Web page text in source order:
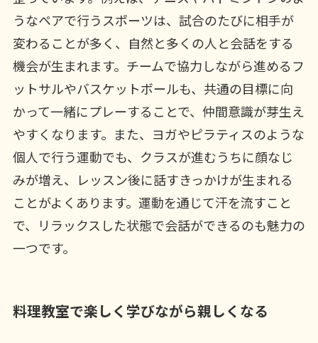
うなペアで行うスポーツは、試合のたびに相手が
変わることが多く、自然と多くの人と会話をする
機会が生まれます。チームで協力しながら進めるフ
ットサルやバスケットボールも、共通の目標に向
かって一緒にプレーすることで、仲間意識が芽生え
やすくなります。また、ヨガやピラティスのような
個人で行う運動でも、クラスが進むうちに顔なじ
みが増え、レッスン後に話すきっかけが生まれる
ことがよくあります。運動を通じて汗を流すこと
で、リラックスした状態で会話ができるのも魅力の
一つです。
料理教室で楽しく学びながら親しくなる